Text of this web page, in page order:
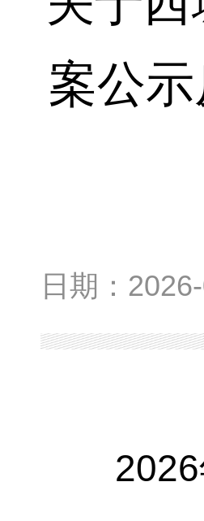
案公
日期：